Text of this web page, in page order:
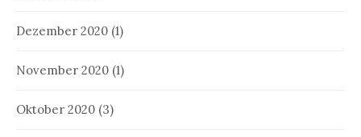
Dezember 2020 (1)
November 2020 (1)
Oktober 2020 (3)